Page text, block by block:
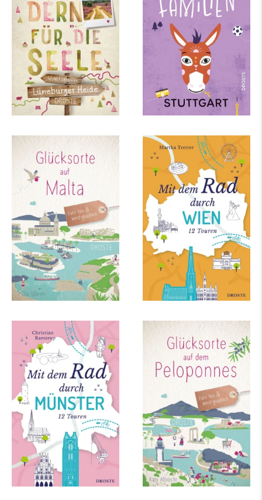
mehr Infos … mehr Infos …
Petra Sparrer
Glücksorte auf Malta
mehr Infos …
Martha Tretter
Mit dem Rad durch
Wien
mehr Infos …
Christian Raestrup
Mit dem Rad durch
Münster
mehr Infos …
Katy Albrecht
Glücksorte auf dem
Peloponnes
mehr Infos …